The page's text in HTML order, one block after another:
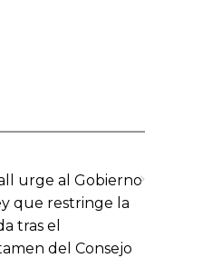
urge al Gobierno
que restringe la
tras el
del Consejo